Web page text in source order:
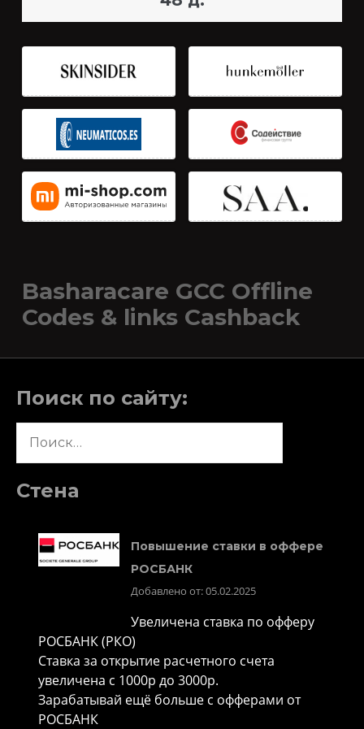
Basharacare GCC Offline
Codes & links Cashback
Поиск по сайту:
Стена
Повышение ставки в оффере
РОСБАНК
Добавлено от: 05.02.2025
Увеличена ставка по офферу
РОСБАНК (РКО)
Ставка за открытие расчетного счета
увеличена с 1000р до 3000р.
Зарабатывай ещё больше с офферами от
РОСБАНК